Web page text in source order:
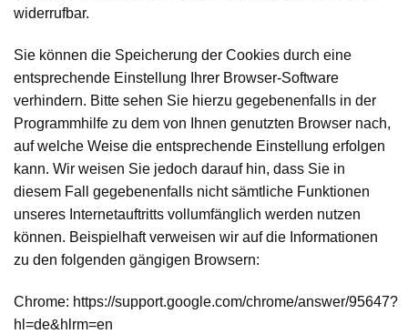
widerrufbar.
Sie können die Speicherung der Cookies durch eine
entsprechende Einstellung Ihrer Browser-Software
verhindern. Bitte sehen Sie hierzu gegebenenfalls in der
Programmhilfe zu dem von Ihnen genutzten Browser nach,
auf welche Weise die entsprechende Einstellung erfolgen
kann. Wir weisen Sie jedoch darauf hin, dass Sie in
diesem Fall gegebenenfalls nicht sämtliche Funktionen
unseres Internetauftritts vollumfänglich werden nutzen
können. Beispielhaft verweisen wir auf die Informationen
zu den folgenden gängigen Browsern:
Chrome: https://support.google.com/chrome/answer/95647?
hl=de&hlrm=en